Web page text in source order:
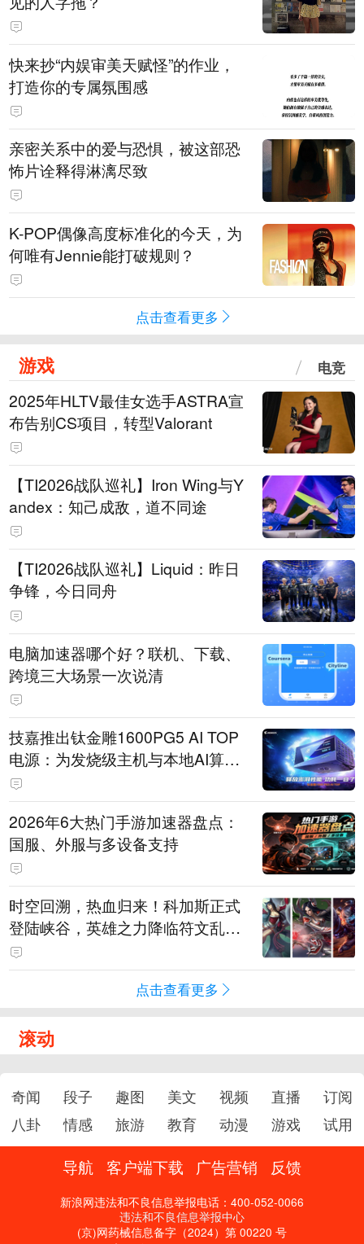
快来抄“内娱审美天赋怪”的作业，
打造你的专属氛围感
亲密关系中的爱与恐惧，被这部恐
怖片诠释得淋漓尽致
K-POP偶像高度标准化的今天，为
何唯有Jennie能打破规则？
点击查看更多
游戏 电竞
2025年HLTV最佳女选手ASTRA宣
布告别CS项目，转型Valorant
【TI2026战队巡礼】Iron Wing与Y
andex：知己成敌，道不同途
【TI2026战队巡礼】Liquid：昨日
争锋，今日同舟
电脑加速器哪个好？联机、下载、
跨境三大场景一次说清
技嘉推出钛金雕1600PG5 AI TOP
电源：为发烧级主机与本地AI算力
打造旗舰供电方案
2026年6大热门手游加速器盘点：
国服、外服与多设备支持
时空回溯，热血归来！科加斯正式
登陆峡谷，英雄之力降临符文乱
斗！
点击查看更多
滚动
奇闻 段子 趣图 美文 视频 直播
订阅
八卦
情感 旅游 教育 动漫 游戏 试用
导航 客户端下载 广告营销 反馈
新浪网违法和不良信息举报电话：400-052-0066
违法和不良信息举报中心
(京)网药械信息备字（2024）第 00220 号